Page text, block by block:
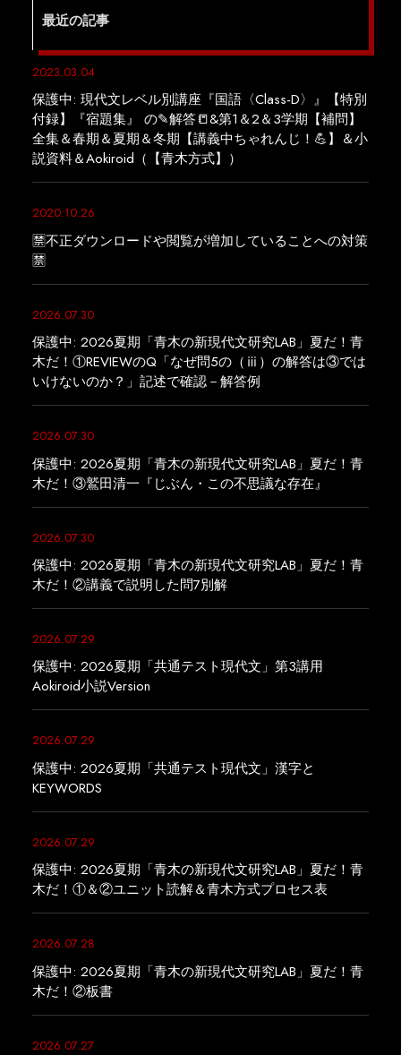
最近の記事
2023.03.04
保護中: 現代文レベル別講座『国語〈Class-D〉』【特別
付録】『宿題集』 の✎解答📒&第1＆2＆3学期【補問】
全集＆春期＆夏期＆冬期【講義中ちゃれんじ！💪】＆小
説資料＆Aokiroid（【青木方式】）
2020.10.26
🈲不正ダウンロードや閲覧が増加していることへの対策
🈲
2026.07.30
保護中: 2026夏期「青木の新現代文研究LAB」夏だ！青
木だ！①REVIEWのQ「なぜ問5の（ⅲ）の解答は③では
いけないのか？」記述で確認－解答例
2026.07.30
保護中: 2026夏期「青木の新現代文研究LAB」夏だ！青
木だ！③鷲田清一『じぶん・この不思議な存在』
2026.07.30
保護中: 2026夏期「青木の新現代文研究LAB」夏だ！青
木だ！②講義で説明した問7別解
2026.07.29
保護中: 2026夏期「共通テスト現代文」第3講用
Aokiroid小説Version
2026.07.29
保護中: 2026夏期「共通テスト現代文」漢字と
KEYWORDS
2026.07.29
保護中: 2026夏期「青木の新現代文研究LAB」夏だ！青
木だ！①＆②ユニット読解＆青木方式プロセス表
2026.07.28
保護中: 2026夏期「青木の新現代文研究LAB」夏だ！青
木だ！②板書
2026.07.27